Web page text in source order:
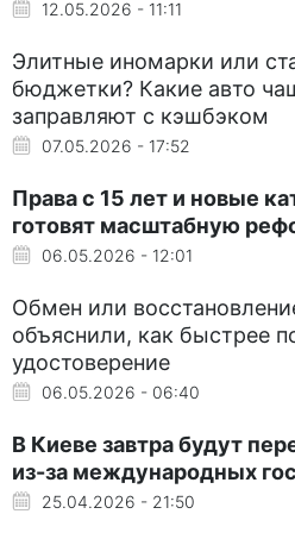
12.05.2026 - 11:11
Элитные иномарки или
бюджетки? Какие авто
заправляют с кэшбэком
07.05.2026 - 17:52
Права с 15 лет и новые
готовят масштабную
06.05.2026 - 12:01
Обмен или
объяснили, как быстрее
удостоверение
06.05.2026 - 06:40
В Киеве завтра будут
из-за международных
25.04.2026 - 21:50